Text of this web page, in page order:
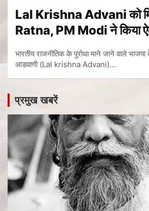
Lal Krishna Advani को
Ratna, PM Modi ने किया
भारतीय राजनीतिक के पुरोधा माने जाने वाले
आडवाणी (Lal krishna Advani)…
प्रमुख खबरें